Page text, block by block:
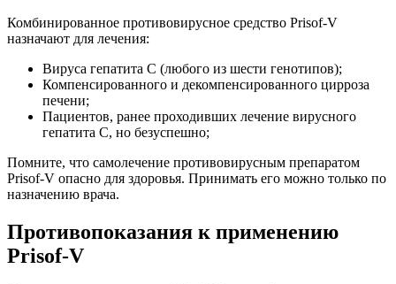
Комбинированное противовирусное средство Prisof-V
назначают для лечения:
Вируса гепатита С (любого из шести генотипов);
Компенсированного и декомпенсированного цирроза
печени;
Пациентов, ранее проходивших лечение вирусного
гепатита С, но безуспешно;
Помните, что самолечение противовирусным препаратом
Prisof-V опасно для здоровья. Принимать его можно только по
назначению врача.
Противопоказания к применению
Prisof-V